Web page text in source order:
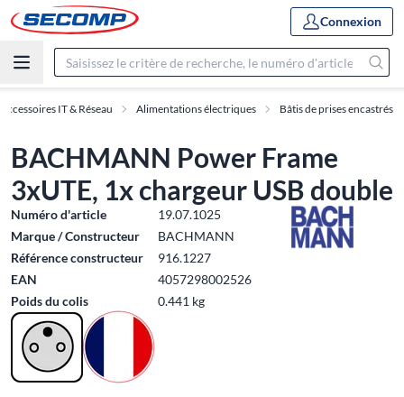
Connexion
Accessoires IT & Réseau Alimentations électriques Bâtis de prises encastrés
BACHMANN Power Frame
3xUTE, 1x chargeur USB double
Numéro d'article
19.07.1025
Marque / Constructeur
BACHMANN
Référence constructeur
916.1227
EAN
4057298002526
Poids du colis
0.441 kg